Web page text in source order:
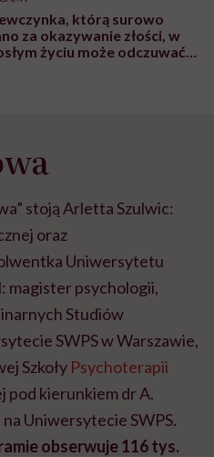
którą surowo
za okazywanie złości, w
życiu może odczuwać
stoją Arletta Szulwic:
oraz
Uniwersytetu
magister psychologii,
Studiów
SWPS w Warszawie,
Szkoły Psychoterapii
pod kierunkiem dr A.
Uniwersytecie SWPS.
obserwuje 116 tys.